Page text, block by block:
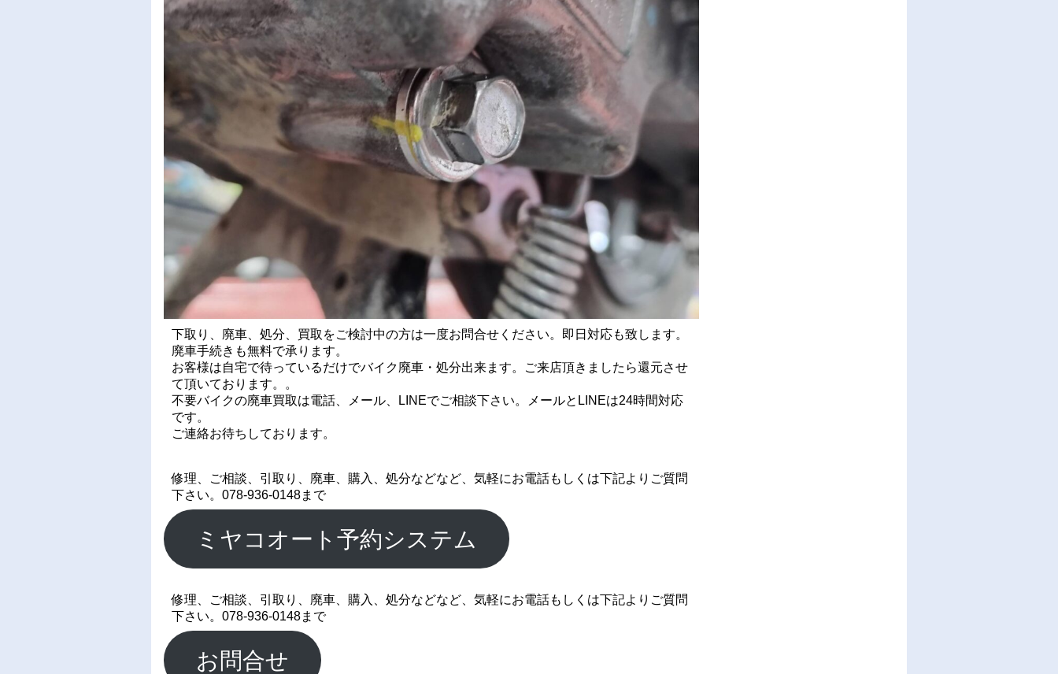
下取り、廃車、処分、買取をご検討中の方は一度お問合せください。即日対応も致します。
廃車手続きも無料で承ります。
お客様は自宅で待っているだけでバイク廃車・処分出来ます。ご来店頂きましたら還元させ
て頂いております。。
不要バイクの廃車買取は電話、メール、LINEでご相談下さい。メールとLINEは24時間対応
です。
ご連絡お待ちしております。
修理、ご相談、引取り、廃車、購入、処分などなど、気軽にお電話もしくは下記よりご質問
下さい。078-936-0148まで
ミヤコオート予約システム
修理、ご相談、引取り、廃車、購入、処分などなど、気軽にお電話もしくは下記よりご質問
下さい。078-936-0148まで
お問合せ